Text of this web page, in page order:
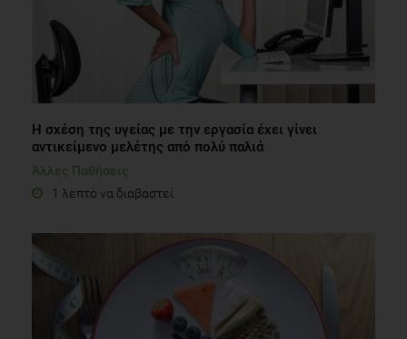
Η σχέση της υγείας με την εργασία έχει γίνει
αντικείμενο μελέτης από πολύ παλιά
Άλλες Παθήσεις
1 λεπτό να διαβαστεί